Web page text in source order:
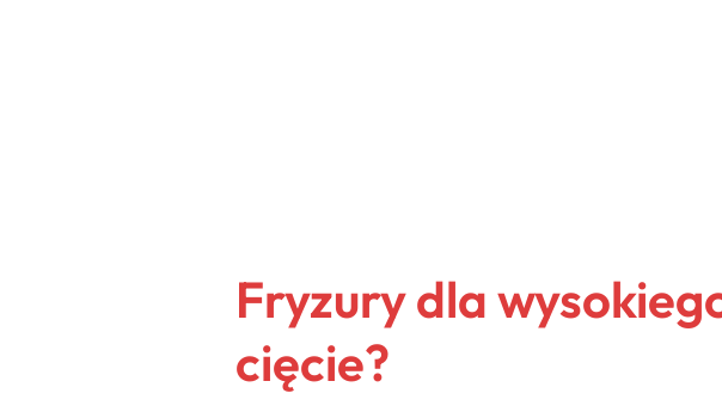
Fryzury dla
cięcie?